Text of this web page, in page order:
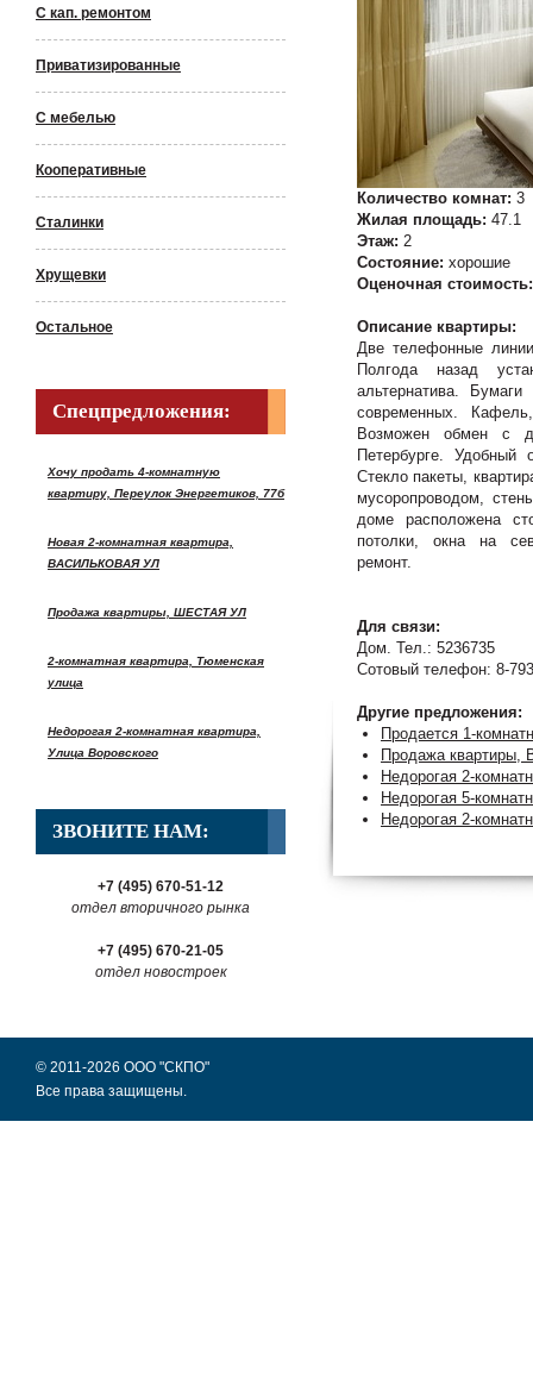
С кап. ремонтом
Приватизированные
С мебелью
Кооперативные
Сталинки
Хрущевки
Остальное
Спецпредложения:
Хочу продать 4-комнатную
квартиру, Переулок Энергетиков, 77б
Новая 2-комнатная квартира,
ВАСИЛЬКОВАЯ УЛ
Продажа квартиры, ШЕСТАЯ УЛ
2-комнатная квартира, Тюменская
улица
Недорогая 2-комнатная квартира,
Улица Воровского
ЗВОНИТЕ НАМ:
+7 (495) 670-51-12
отдел вторичного рынка
+7 (495) 670-21-05
отдел новостроек
Количество комнат: 3
Жилая площадь: 47.1
Этаж: 2
Состояние: хорошие
Оценочная
Описание квартиры:
Две телефонные
Полгода назад
альтернатива.
современных.
Возможен обмен с
Петербурге. Удобный
Стекло пакеты,
мусоропроводом,
доме расположена
потолки, окна на
ремонт.
Для связи:
Дом. Тел.: 5236735
Сотовый телефон: 8-
Другие предложения:
Продается 1-
Продажа квартиры,
Недорогая 2-
Недорогая 5-
Недорогая 2-
© 2011-2026 ООО "СКПО"
Все права защищены.